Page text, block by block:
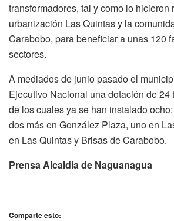
transformadores, tal y como lo hicieron
urbanización Las Quintas y la
Carabobo, para beneficiar a unas 120
sectores.
A mediados de junio pasado el
Ejecutivo Nacional una dotación de 24
de los cuales ya se han instalado
dos más en González Plaza, uno en
en Las Quintas y Brisas de Carabobo.
Prensa Alcaldía de Naguanagua
Comparte esto: